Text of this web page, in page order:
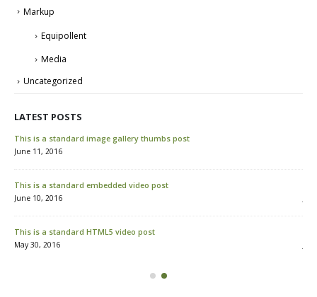
Markup
Equipollent
Media
Uncategorized
LATEST POSTS
This is a standard image gallery thumbs post
June 11, 2016
This is a standard embedded video post
June 10, 2016
This is a standard HTML5 video post
May 30, 2016